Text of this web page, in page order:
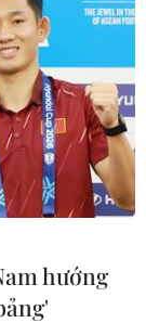
hướng